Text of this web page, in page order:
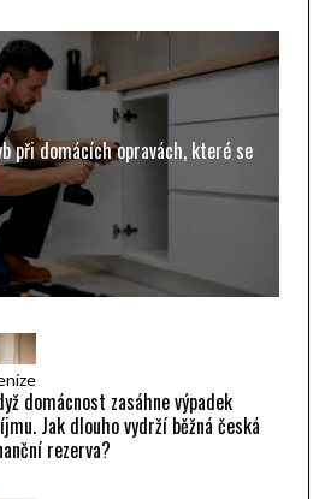
při domácích opravách, které se
domácnost zasáhne výpadek
Jak dlouho vydrží běžná česká
rezerva?